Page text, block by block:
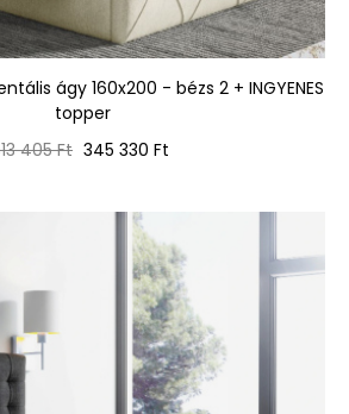
ágy 160x200 - bézs 2 + INGYENES
topper
405 Ft Ár
345 330 Ft